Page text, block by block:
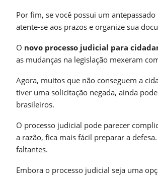
Por fim, se você possui um
atente-se aos prazos e organize sua
O novo processo judicial para
as mudanças na legislação mexeram
Agora, muitos que não conseguem a
tiver uma solicitação negada, ainda
brasileiros.
O processo judicial pode parecer
a razão, fica mais fácil preparar a
faltantes.
Embora o processo judicial seja uma